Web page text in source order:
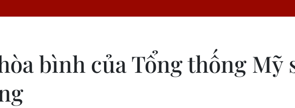
bình của Tổng thống Mỹ